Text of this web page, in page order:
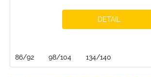
DETAIL
86/92 98/104 134/140